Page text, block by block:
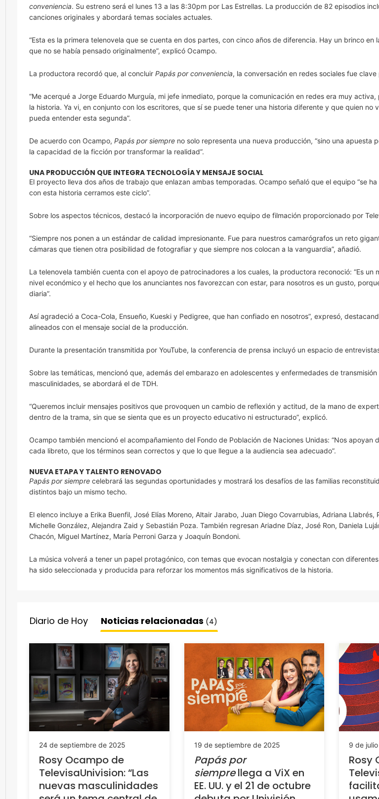
conveniencia. Su estreno será el lunes 13 a las 8:30pm por Las Estrellas. La producción de 82 episodios
canciones originales y abordará temas sociales actuales.
“Esta es la primera telenovela que se cuenta en dos partes, con cinco años de diferencia. Hay un brinco en
que no se había pensado originalmente”, explicó Ocampo.
La productora recordó que, al concluir Papás por conveniencia, la conversación en redes sociales fue
“Me acerqué a Jorge Eduardo Murguía, mi jefe inmediato, porque la comunicación en redes era muy
la historia. Ya vi, en conjunto con los escritores, que sí se puede tener una historia diferente y que quien no
pueda entender esta segunda”.
De acuerdo con Ocampo, Papás por siempre no solo representa una nueva producción, “sino una apuesta
la capacidad de la ficción por transformar la realidad”.
UNA PRODUCCIÓN QUE INTEGRA TECNOLOGÍA Y MENSAJE SOCIAL
El proyecto lleva dos años de trabajo que enlazan ambas temporadas. Ocampo señaló que el equipo “se
con esta historia cerramos este ciclo”.
Sobre los aspectos técnicos, destacó la incorporación de nuevo equipo de filmación proporcionado por
“Siempre nos ponen a un estándar de calidad impresionante. Fue para nuestros camarógrafos un reto
cámaras que tienen otra posibilidad de fotografiar y que siempre nos colocan a la vanguardia”, añadió.
La telenovela también cuenta con el apoyo de patrocinadores a los cuales, la productora reconoció: “Es un
nivel económico y el hecho que los anunciantes nos favorezcan con estar, para nosotros es un gusto,
diaria”.
Así agradeció a Coca-Cola, Ensueño, Kueski y Pedigree, que han confiado en nosotros”, expresó,
alineados con el mensaje social de la producción.
Durante la presentación transmitida por YouTube, la conferencia de prensa incluyó un espacio de
Sobre las temáticas, mencionó que, además del embarazo en adolescentes y enfermedades de
masculinidades, se abordará el de TDH.
“Queremos incluir mensajes positivos que provoquen un cambio de reflexión y actitud, de la mano de
dentro de la trama, sin que se sienta que es un proyecto educativo ni estructurado”, explicó.
Ocampo también mencionó el acompañamiento del Fondo de Población de Naciones Unidas: “Nos apoyan
cada libreto, que los términos sean correctos y que lo que llegue a la audiencia sea adecuado”.
NUEVA ETAPA Y TALENTO RENOVADO
Papás por siempre celebrará las segundas oportunidades y mostrará los desafíos de las familias
distintos bajo un mismo techo.
El elenco incluye a Erika Buenfil, José Elías Moreno, Altair Jarabo, Juan Diego Covarrubias, Adriana Llabrés,
Michelle González, Alejandra Zaid y Sebastián Poza. También regresan Ariadne Díaz, José Ron, Daniela
Chacón, Miguel Martínez, María Perroni Garza y Joaquín Bondoni.
La música volverá a tener un papel protagónico, con temas que evocan nostalgia y conectan con
ha sido seleccionada y producida para reforzar los momentos más significativos de la historia.
Diario de Hoy Noticias relacionadas (4)
24 de septiembre de 2025
Rosy Ocampo de
TelevisaUnivision: “Las
nuevas masculinidades
19 de septiembre de 2025
Papás por
siemprellega a ViX en
EE. UU. y el 21 de octubre
9 de
Rosy